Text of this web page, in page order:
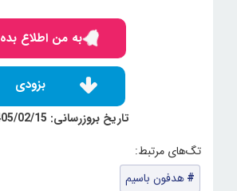
به من اطلاع بده
بزودی
تاریخ بروزرسانی: 1405/02/15
هدفون باسیم